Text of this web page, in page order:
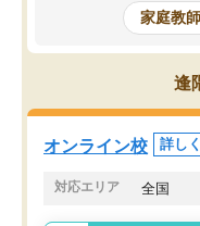
めて1年ほどだった今
科目が増えてきまし
であるので無料の週末
がら頑張って欲しい
家庭教
逢
オンライン校 詳し
対応エリア 全国